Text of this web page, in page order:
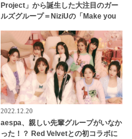
Project」から誕生した大注目のガー
ルズグループ＝NiziUの「Make you
とさせるシーンが満載[動画あり]
2022.12.20
aespa、親しい先輩グループがいなか
った！？ Red Velvetとの初コラボに